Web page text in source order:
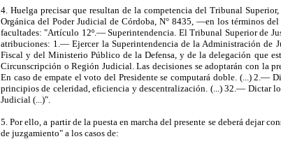
4. Huelga precisar que resultan de la competencia del Tribunal
Orgánica del Poder Judicial de Córdoba, N° 8435, —en los términos
facultades: "Artículo 12º.— Superintendencia. El Tribunal Superior de
atribuciones: 1.— Ejercer la Superintendencia de la Administración
Fiscal y del Ministerio Público de la Defensa, y de la delegación que
Circunscripción o Región Judicial. Las decisiones se adoptarán con la
En caso de empate el voto del Presidente se computará doble. (...) 2.—
principios de celeridad, eficiencia y descentralización. (...) 32.— Dictar
Judicial (...)".
5. Por ello, a partir de la puesta en marcha del presente se deberá dejar
de juzgamiento" a los casos de: